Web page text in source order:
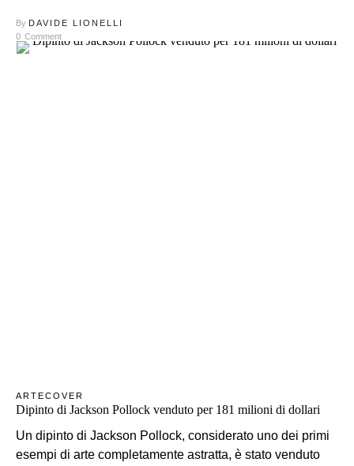
By DAVIDE LIONELLI
0 Comment
ARTECOVER
Dipinto di Jackson Pollock venduto per 181 milioni di dollari
Un dipinto di Jackson Pollock, considerato uno dei primi
esempi di arte completamente astratta, è stato venduto